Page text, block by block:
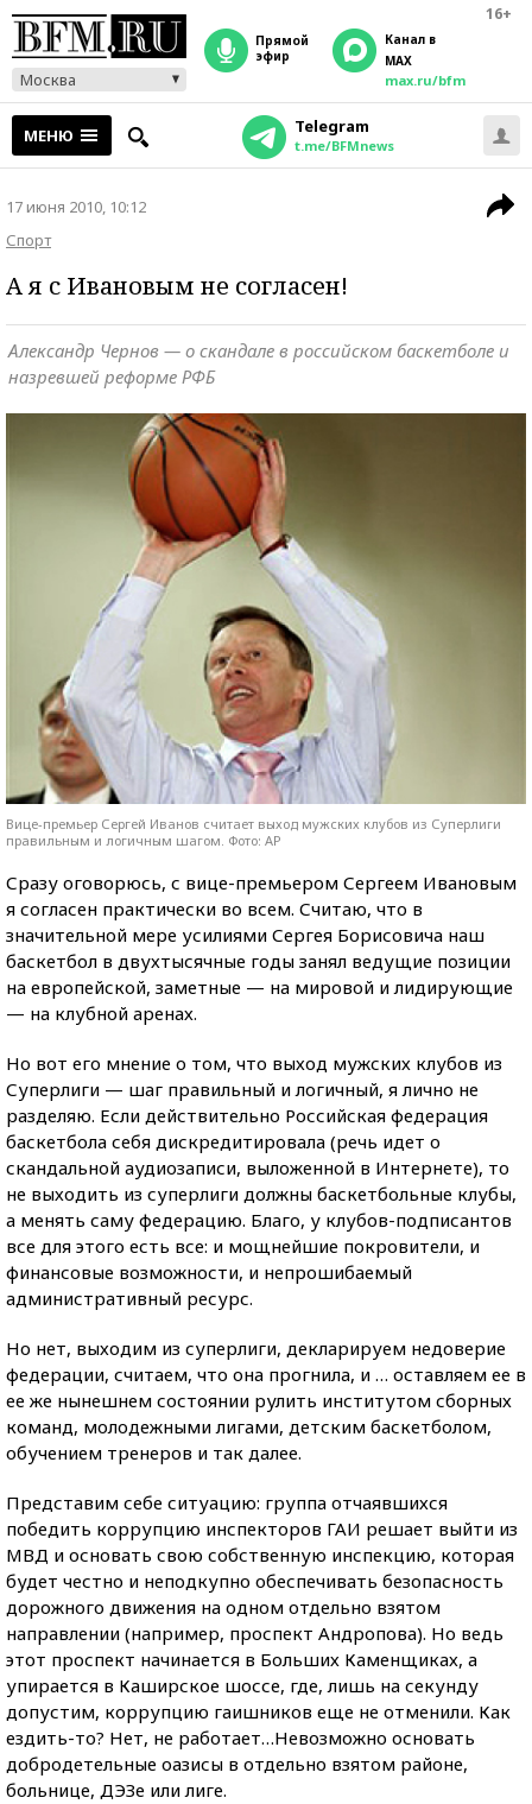
16+
Москва
прямой
эфир
Канал в
MAX
max.ru/bfm
МЕНЮ Telegram
t.me/BFMnews
17 июня 2010, 10:12
Спорт
А я с Ивановым не согласен!
Александр Чернов — о скандале в российском баскетболе и
назревшей реформе РФБ
Вице-премьер Сергей Иванов считает выход мужских клубов из Суперлиги
правильным и логичным шагом. Фото: AP
Сразу оговорюсь, с вице-премьером Сергеем Ивановым
я согласен практически во всем. Считаю, что в
значительной мере усилиями Сергея Борисовича наш
баскетбол в двухтысячные годы занял ведущие позиции
на европейской, заметные — на мировой и лидирующие
— на клубной аренах.
Но вот его мнение о том, что выход мужских клубов из
Суперлиги — шаг правильный и логичный, я лично не
разделяю. Если действительно Российская федерация
баскетбола себя дискредитировала (речь идет о
скандальной аудиозаписи, выложенной в Интернете), то
не выходить из суперлиги должны баскетбольные клубы,
а менять саму федерацию. Благо, у клубов-подписантов
все для этого есть все: и мощнейшие покровители, и
финансовые возможности, и непрошибаемый
административный ресурс.
Но нет, выходим из суперлиги, декларируем недоверие
федерации, считаем, что она прогнила, и … оставляем ее в
ее же нынешнем состоянии рулить институтом сборных
команд, молодежными лигами, детским баскетболом,
обучением тренеров и так далее.
Представим себе ситуацию: группа отчаявшихся
победить коррупцию инспекторов ГАИ решает выйти из
МВД и основать свою собственную инспекцию, которая
будет честно и неподкупно обеспечивать безопасность
дорожного движения на одном отдельно взятом
направлении (например, проспект Андропова). Но ведь
этот проспект начинается в Больших Каменщиках, а
упирается в Каширское шоссе, где, лишь на секунду
допустим, коррупцию гаишников еще не отменили. Как
ездить-то? Нет, не работает…Невозможно основать
добродетельные оазисы в отдельно взятом районе,
больнице, ДЭЗе или лиге.